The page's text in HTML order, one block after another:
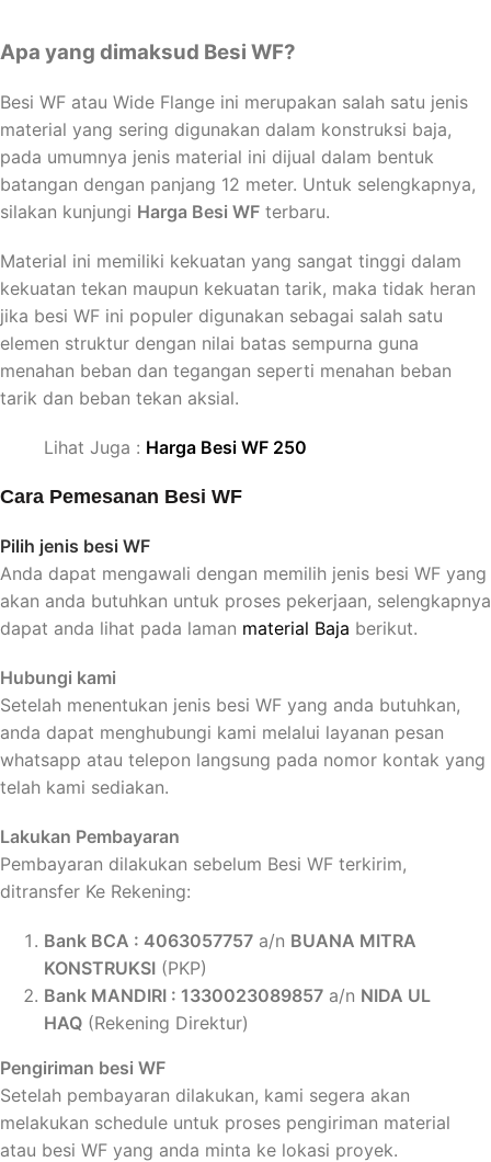
Apa yang dimaksud Besi WF?
Besi WF atau Wide Flange ini merupakan salah satu jenis
material yang sering digunakan dalam konstruksi baja,
pada umumnya jenis material ini dijual dalam bentuk
batangan dengan panjang 12 meter. Untuk selengkapnya,
silakan kunjungi Harga Besi WF terbaru.
Material ini memiliki kekuatan yang sangat tinggi dalam
kekuatan tekan maupun kekuatan tarik, maka tidak heran
jika besi WF ini populer digunakan sebagai salah satu
elemen struktur dengan nilai batas sempurna guna
menahan beban dan tegangan seperti menahan beban
tarik dan beban tekan aksial.
Lihat Juga : Harga Besi WF 250
Cara Pemesanan Besi WF
Pilih jenis besi WF
Anda dapat mengawali dengan memilih jenis besi WF yang
akan anda butuhkan untuk proses pekerjaan, selengkapnya
dapat anda lihat pada laman material Baja berikut.
Hubungi kami
Setelah menentukan jenis besi WF yang anda butuhkan,
anda dapat menghubungi kami melalui layanan pesan
whatsapp atau telepon langsung pada nomor kontak yang
telah kami sediakan.
Lakukan Pembayaran
Pembayaran dilakukan sebelum Besi WF terkirim,
ditransfer Ke Rekening:
Bank BCA : 4063057757 a/n BUANA MITRA
KONSTRUKSI (PKP)
Bank MANDIRI : 1330023089857 a/n NIDA UL
HAQ (Rekening Direktur)
Pengiriman besi WF
Setelah pembayaran dilakukan, kami segera akan
melakukan schedule untuk proses pengiriman material
atau besi WF yang anda minta ke lokasi proyek.